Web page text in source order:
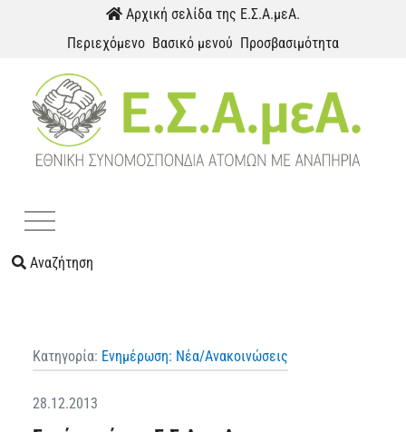
Παράκαμψη προς το περιεχόμενοΑρχική σελίδα της Ε.Σ.Α.μεΑ.
Περιεχόμενο Βασικό μενού Προσβασιμότητα
Αναζήτηση
Κατηγορία: Ενημέρωση: Νέα/Ανακοινώσεις
28.12.2013